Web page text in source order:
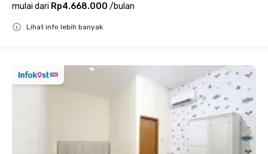
mulai dari Rp4.668.000 /bulan
Lihat info lebih banyak